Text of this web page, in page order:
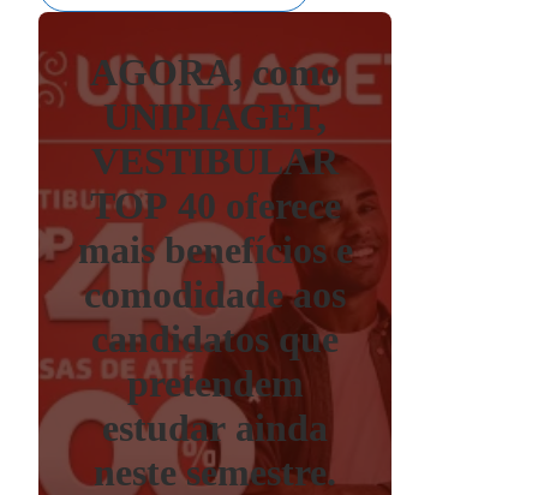
AGORA, como
UNIPIAGET,
VESTIBULAR
TOP 40 oferece
mais benefícios e
comodidade aos
candidatos que
pretendem
estudar ainda
neste semestre.